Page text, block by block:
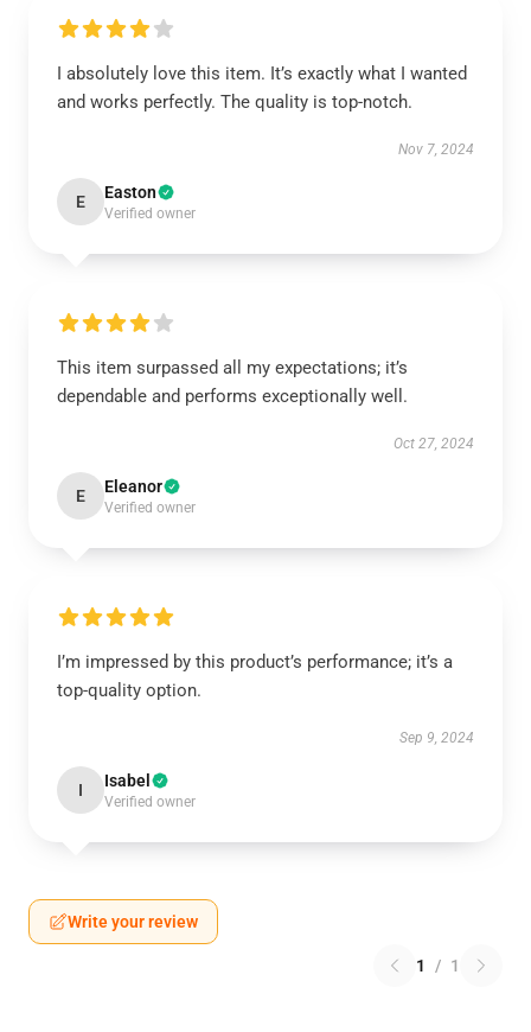
I absolutely love this item. It’s exactly what I wanted
and works perfectly. The quality is top-notch.
Nov 7, 2024
E Easton
Verified owner
This item surpassed all my expectations; it’s
dependable and performs exceptionally well.
Oct 27, 2024
E Eleanor
Verified owner
I’m impressed by this product’s performance; it’s a
top-quality option.
Sep 9, 2024
I Isabel
Verified owner
Write your review
1 / 1